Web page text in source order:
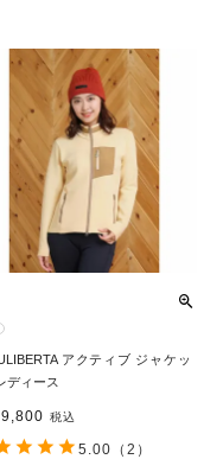
アクティブ ジャケッ
ディース
税込
5.00 （2）